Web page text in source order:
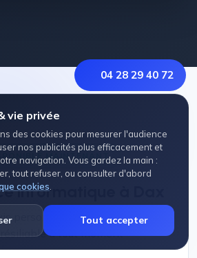
04 28 29 40 72
vie privée
des cookies pour mesurer l'audience
nos publicités plus efficacement et
navigation. Vous gardez la main :
tout refuser, ou consulter d'abord
cookies
Tout accepter
MAINTENANT
informatique à Dax
personnalisé sous 24h · 3 mois
à tout moment